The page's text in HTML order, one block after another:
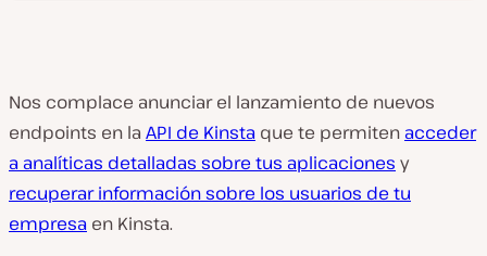
Nos complace anunciar el lanzamiento de nuevos
endpoints en la API de Kinsta que te permiten acceder
a analíticas detalladas sobre tus aplicaciones y
recuperar información sobre los usuarios de tu
empresa en Kinsta.